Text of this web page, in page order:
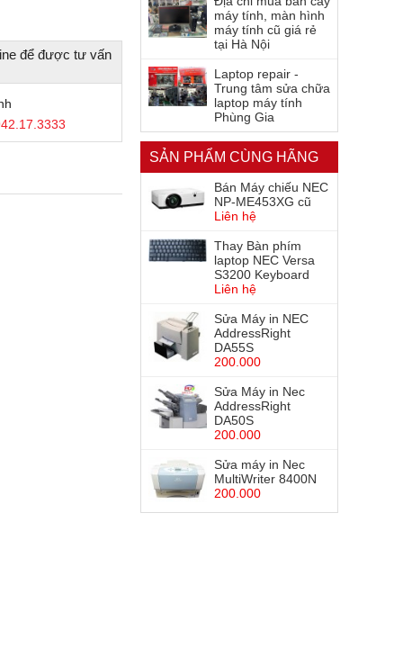
để được tư vấn
máy tính, màn hình
máy tính cũ giá rẻ
tại Hà Nội
Laptop repair -
Trung tâm sửa chữa
laptop máy tính
Phùng Gia
SẢN PHẨM CÙNG HÃNG
Bán Máy chiếu NEC
NP-ME453XG cũ
Liên hệ
Thay Bàn phím
laptop NEC Versa
S3200 Keyboard
Liên hệ
Sửa Máy in NEC
AddressRight
DA55S
200.000
Sửa Máy in Nec
AddressRight
DA50S
200.000
Sửa máy in Nec
MultiWriter 8400N
200.000